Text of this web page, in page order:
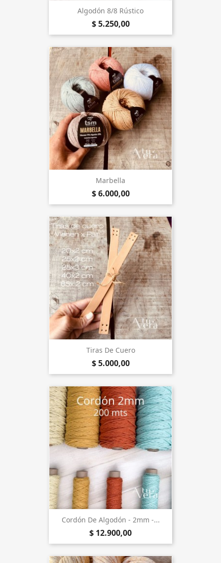
Algodón 8/8 Rústico
$ 5.250,00
Marbella
$ 6.000,00
Tiras De Cuero
$ 5.000,00
Cordón De Algodón - 2mm -...
$ 12.900,00